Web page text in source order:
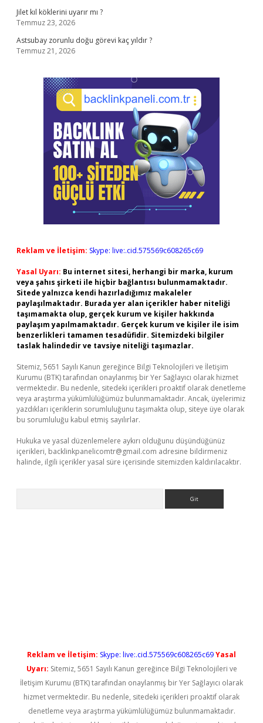
Jilet kıl köklerini uyarır mı ?
Temmuz 23, 2026
Astsubay zorunlu doğu görevi kaç yıldır ?
Temmuz 21, 2026
Reklam ve İletişim: Skype: live:.cid.575569c608265c69
Yasal Uyarı: Bu internet sitesi, herhangi bir marka, kurum
veya şahıs şirketi ile hiçbir bağlantısı bulunmamaktadır.
Sitede yalnızca kendi hazırladığımız makaleler
paylaşılmaktadır. Burada yer alan içerikler haber niteliği
taşımamakta olup, gerçek kurum ve kişiler hakkında
paylaşım yapılmamaktadır. Gerçek kurum ve kişiler ile isim
benzerlikleri tamamen tesadüfidir. Sitemizdeki bilgiler
taslak halindedir ve tavsiye niteliği taşımazlar.
Sitemiz, 5651 Sayılı Kanun gereğince Bilgi Teknolojileri ve İletişim
Kurumu (BTK) tarafından onaylanmış bir Yer Sağlayıcı olarak hizmet
vermektedir. Bu nedenle, sitedeki içerikleri proaktif olarak denetleme
veya araştırma yükümlülüğümüz bulunmamaktadır. Ancak, üyelerimiz
yazdıkları içeriklerin sorumluluğunu taşımakta olup, siteye üye olarak
bu sorumluluğu kabul etmiş sayılırlar.
Hukuka ve yasal düzenlemelere aykırı olduğunu düşündüğünüz
içerikleri, backlinkpanelicomtr@gmail.com adresine bildirmeniz
halinde, ilgili içerikler yasal süre içerisinde sitemizden kaldırılacaktır.
Reklam ve İletişim: Skype: live:.cid.575569c608265c69Yasal
Uyarı: Sitemiz, 5651 Sayılı Kanun gereğince Bilgi Teknolojileri ve
İletişim Kurumu (BTK) tarafından onaylanmış bir Yer Sağlayıcı olarak
hizmet vermektedir. Bu nedenle, sitedeki içerikleri proaktif olarak
denetleme veya araştırma yükümlülüğümüz bulunmamaktadır.